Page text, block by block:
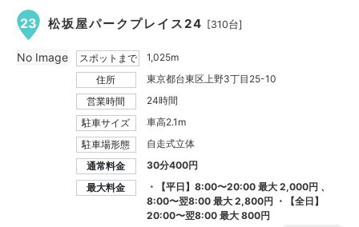
23 松坂屋パークプレイス24 [310台]
スポットまで
1,025m
住所
東京都台東区上野3丁目25-10
営業時間
24時間
駐車サイズ
車高2.1m
駐車場形態
自走式立体
通常料金
30分400円
最大料金
・【平日】8:00〜20:00 最大2,000円 、
8:00〜翌8:00 最大2,800円 ・【全日】
20:00〜翌8:00 最大800円
No Image